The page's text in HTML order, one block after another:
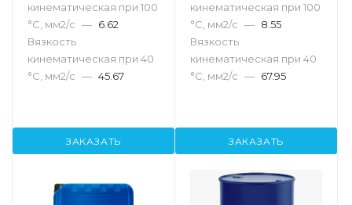
кинематическая при 100
°С, мм2/с — 6.62
Вязкость
кинематическая при 40
°С, мм2/с — 45.67
ЗАКАЗАТЬ
кинематическая при 100
°С, мм2/с — 8.55
Вязкость
кинематическая при 40
°С, мм2/с — 67.95
ЗАКАЗАТЬ